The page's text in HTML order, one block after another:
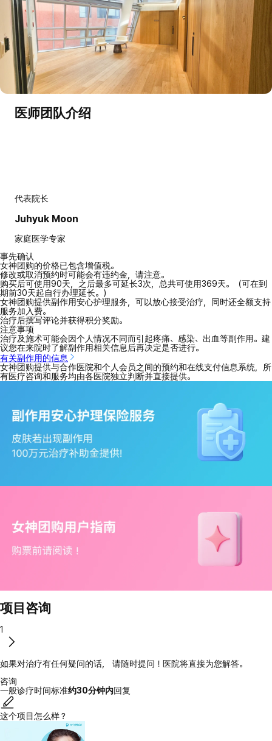
医师团队介绍
代表院长
Juhyuk Moon
家庭医学专家
事先确认
女神团购的价格已包含增值税。
修改或取消预约时可能会有违约金，请注意。
购买后可使用90天，之后最多可延长3次，总共可使用369天。（可在到
期前30天起自行办理延长。）
女神团购提供副作用安心护理服务，可以放心接受治疗，同时还全额支持
服务加入费。
治疗后撰写评论并获得积分奖励。
注意事项
治疗及施术可能会因个人情况不同而引起疼痛、感染、出血等副作用。建
议您在来院时了解副作用相关信息后再决定是否进行。
有关副作用的信息
女神团购提供与合作医院和个人会员之间的预约和在线支付信息系统，所
有医疗咨询和服务均由各医院独立判断并直接提供。
项目咨询
1
如果对治疗有任何疑问的话， 请随时提问！医院将直接为您解答。
咨询
一般诊疗时间标准约30分钟内回复
这个项目怎么样？